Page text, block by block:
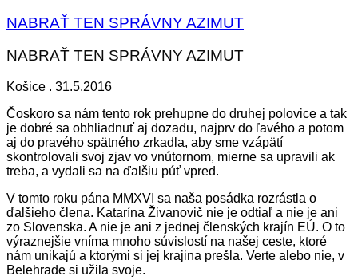
NABRAŤ TEN SPRÁVNY AZIMUT
NABRAŤ TEN SPRÁVNY AZIMUT
Košice . 31.5.2016
Čoskoro sa nám tento rok prehupne do druhej polovice a tak
je dobré sa obhliadnuť aj dozadu, najprv do ľavého a potom
aj do pravého spätného zrkadla, aby sme vzápätí
skontrolovali svoj zjav vo vnútornom, mierne sa upravili ak
treba, a vydali sa na ďalšiu púť vpred.
V tomto roku pána MMXVI sa naša posádka rozrástla o
ďalšieho člena. Katarína Živanovič nie je odtiaľ a nie je ani
zo Slovenska. A nie je ani z jednej členských krajín EÚ. O to
výraznejšie vníma mnoho súvislostí na našej ceste, ktoré
nám unikajú a ktorými si jej krajina prešla. Verte alebo nie, v
Belehrade si užila svoje.